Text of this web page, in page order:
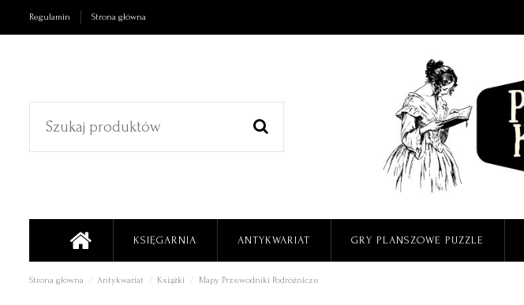
Regulamin Strona główna
KSIĘGARNIA ANTYKWARIAT GRY PLANSZOWE PUZZLE
Strona główna Antykwariat Książki Mapy Przewodniki Podróżnicze